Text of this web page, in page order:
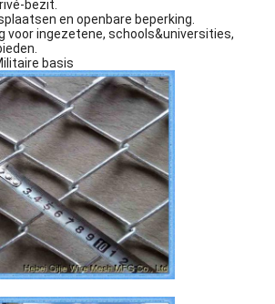
bezit.
en openbare beperking.
voor ingezetene, schools&universities,
basis